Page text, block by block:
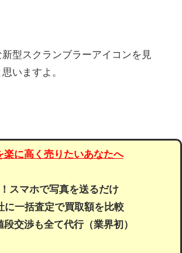
型スクランブラーアイコンを見
いますよ。
に高く売りたいあなたへ
スマホで写真を送るだけ
に一括査定で買取額を比較
段交渉も全て代行（業界初）